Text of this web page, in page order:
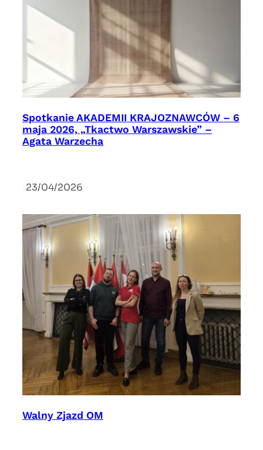
Spotkanie AKADEMII KRAJOZNAWCÓW – 6
maja 2026, „Tkactwo Warszawskie” –
Agata Warzecha
23/04/2026
Walny Zjazd OM